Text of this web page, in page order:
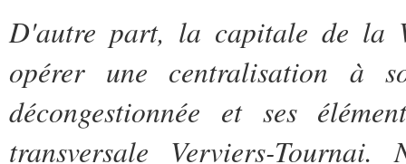
D'autre part, la capitale de la
opérer une centralisation à
décongestionnée et ses
transversale Verviers-